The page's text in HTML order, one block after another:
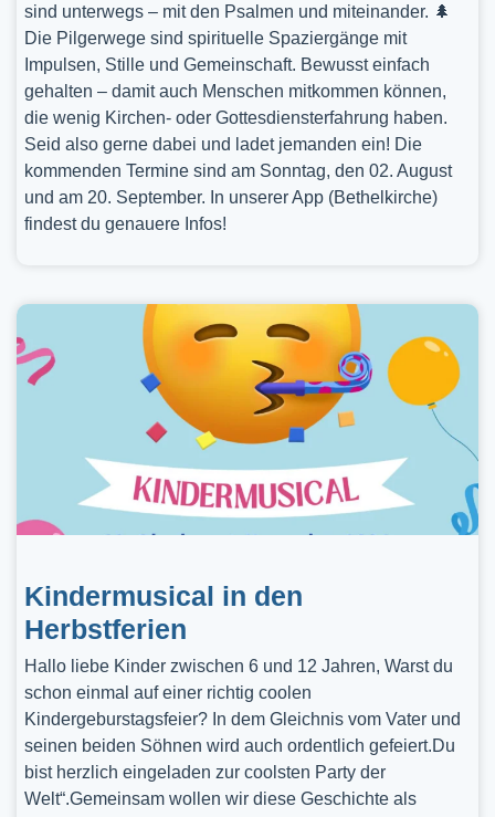
sind unterwegs – mit den Psalmen und miteinander. 🌲
Die Pilgerwege sind spirituelle Spaziergänge mit
Impulsen, Stille und Gemeinschaft. Bewusst einfach
gehalten – damit auch Menschen mitkommen können,
die wenig Kirchen- oder Gottesdiensterfahrung haben.
Seid also gerne dabei und ladet jemanden ein! Die
kommenden Termine sind am Sonntag, den 02. August
und am 20. September. In unserer App (Bethelkirche)
findest du genauere Infos!
Kindermusical in den
Herbstferien
Hallo liebe Kinder zwischen 6 und 12 Jahren, Warst du
schon einmal auf einer richtig coolen
Kindergeburstagsfeier? In dem Gleichnis vom Vater und
seinen beiden Söhnen wird auch ordentlich gefeiert.Du
bist herzlich eingeladen zur coolsten Party der
Welt“.Gemeinsam wollen wir diese Geschichte als